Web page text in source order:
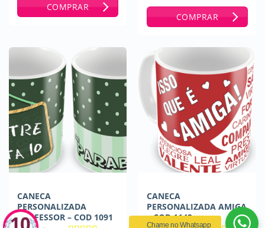
COMPRAR
COMPRAR
CANECA
PERSONALIZADA
PROFESSOR – COD 1091
CANECA
PERSONALIZADA AMIGA
– COD 1143
Chame no Whatsapp